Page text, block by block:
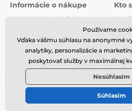
Informácie o nákupe
Obchodné podmienky
Vrátenie tovaru a reklamácie
Online vrátenie a reklamácia
Kto
O nás
© 2026 www.galamodino.sk ⦁ E-
Používame
Vďaka vášmu súhlasu na anonymné
analytiky, personalizácie a
poskytovať služby v maximálnej
Nesúhlasím
Súhlasím